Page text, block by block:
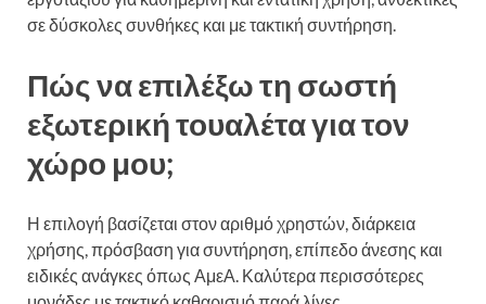
σε δύσκολες συνθήκες και με τακτική συντήρηση.
Πώς να επιλέξω τη σωστή
εξωτερική τουαλέτα για τον
χώρο μου;
Η επιλογή βασίζεται στον αριθμό χρηστών, διάρκεια
χρήσης, πρόσβαση για συντήρηση, επίπεδο άνεσης και
ειδικές ανάγκες όπως ΑμεΑ. Καλύτερα περισσότερες